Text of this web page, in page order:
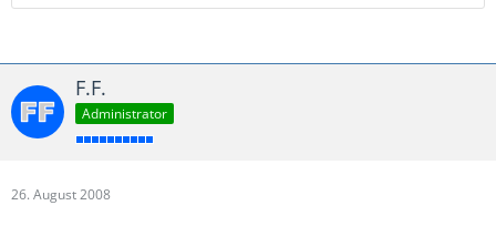
F.F.
Administrator
26. August 2008